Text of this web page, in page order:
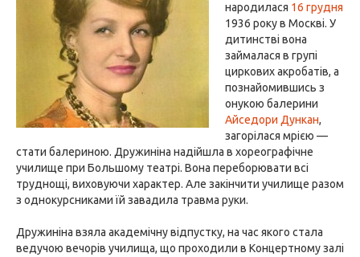
народилася 16 грудня
1936 року в Москві. У
дитинстві вона
займалася в групі
циркових акробатів, а
познайомившись з
онукою балерини
Айседори Дункан,
загорілася мрією —
стати балериною. Дружиніна надійшла в хореографічне
училище при Большому театрі. Вона переборювати всі
труднощі, виховуючи характер. Але закінчити училище разом
з однокурсниками їй завадила травма руки.
Дружиніна взяла академічну відпустку, на час якого стала
ведучою вечорів училища, що проходили в Концертному залі